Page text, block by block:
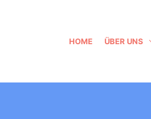
HOME ÜBER UNS